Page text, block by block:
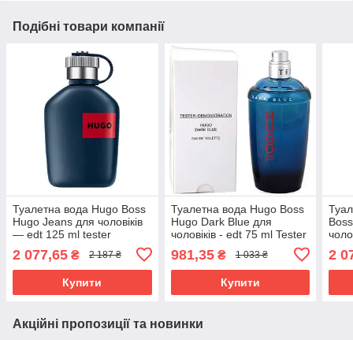
Подібні товари компанії
Туалетна вода Hugo Boss
Hugo Jeans для чоловіків
— edt 125 ml tester
2 077,65 ₴ 2 187 ₴
Купити
Туалетна вода Hugo Boss
Hugo Dark Blue для
чоловіків - edt 75 ml Tester
981,35₴ 1 033 ₴
Купити
2
Акційні пропозиції та новинки